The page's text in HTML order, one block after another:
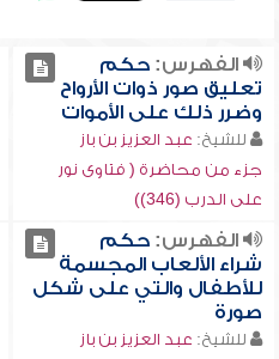
الفهرس:حكم
تعليق صور ذوات الأرواح
وضرر ذلك على الأموات
للشيخ: عبد العزيز بن باز
جزء من محاضرة ( فتاوى نور
على الدرب (346))
الفهرس:حكم
شراء الألعاب المجسمة
للأطفال والتي على شكل
صورة
للشيخ: عبد العزيز بن باز